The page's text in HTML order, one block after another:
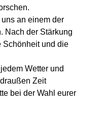
an einem der
Nach der Stärkung
Schönheit und die
Wetter und
Zeit
bei der Wahl eurer